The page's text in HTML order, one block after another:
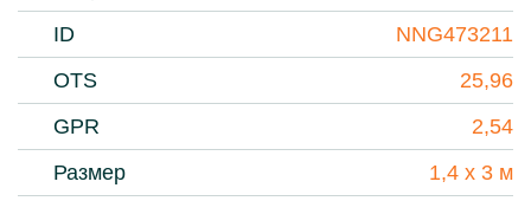
ID
NNG473211
OTS
25,96
GPR
2,54
Размер
1,4 х 3 м